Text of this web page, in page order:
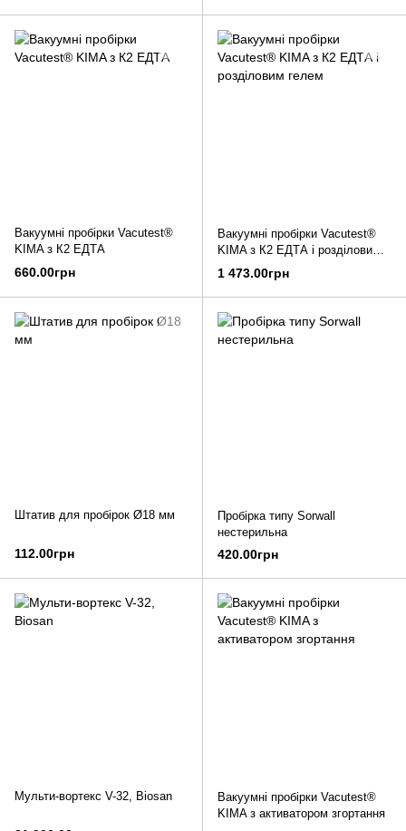
Вакуумні пробірки Vacutest®
KIMA з К2 ЕДТА
660.00грн
Вакуумні пробірки Vacutest®
KIMA з К2 ЕДТА і розділовим
гелем
1 473.00грн
Штатив для пробірок Ø18 мм
112.00грн
Пробірка типу Sorwall
нестерильна
420.00грн
Мульти-вортекс V-32, Biosan
Вакуумні пробірки Vacutest®
KIMA з активатором згортання